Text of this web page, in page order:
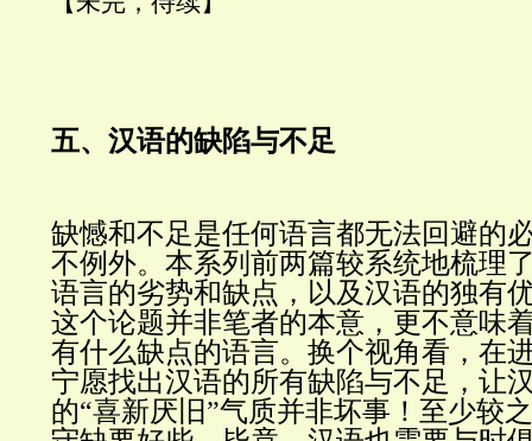
五、汉语的缺陷与不足
缺憾和不足是任何语言都无法回避的
不例外。本系列前两篇较系统地梳理
语言的劣势和缺点，以及汉语的独有
这个论题并非笔者的本意，更不意味
有什么缺点的语言。换个视角看，在
宁愿找出汉语的所有缺陷与不足，让
的“喜新厌旧”气质并非坏事！至少较